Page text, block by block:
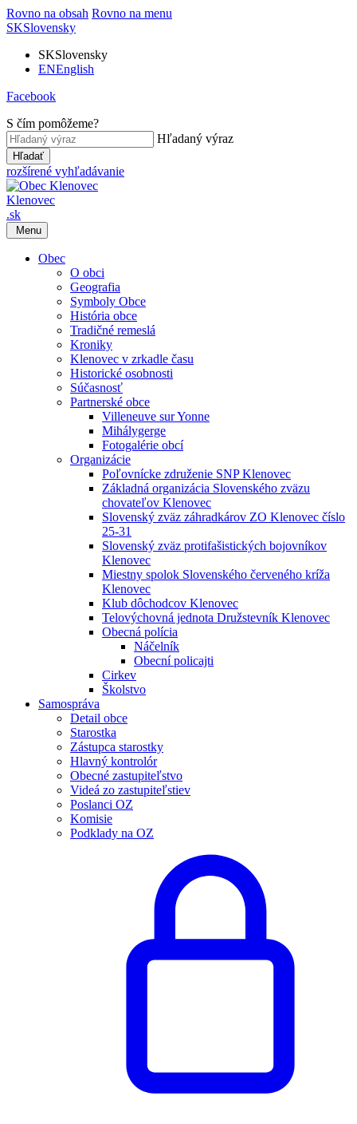
Rovno na obsah Rovno na menu
SKSlovensky
SKSlovensky
ENEnglish
Facebook
S čím pomôžeme?
Hľadaný výraz
Hľadať
rozšírené vyhľadávanie
Klenovec
.sk
Menu
Obec
O obci
Geografia
Symboly Obce
História obce
Tradičné remeslá
Kroniky
Klenovec v zrkadle času
Historické osobnosti
Súčasnosť
Partnerské obce
Villeneuve sur Yonne
Mihálygerge
Fotogalérie obcí
Organizácie
Poľovnícke združenie SNP Klenovec
Základná organizácia Slovenského zväzu
chovateľov Klenovec
Slovenský zväz záhradkárov ZO Klenovec číslo
25-31
Slovenský zväz protifašistických bojovníkov
Klenovec
Miestny spolok Slovenského červeného kríža
Klenovec
Klub dôchodcov Klenovec
Telovýchovná jednota Družstevník Klenovec
Obecná polícia
Náčelník
Obecní policajti
Cirkev
Školstvo
Samospráva
Detail obce
Starostka
Zástupca starostky
Hlavný kontrolór
Obecné zastupiteľstvo
Videá zo zastupiteľstiev
Poslanci OZ
Komisie
Podklady na OZ